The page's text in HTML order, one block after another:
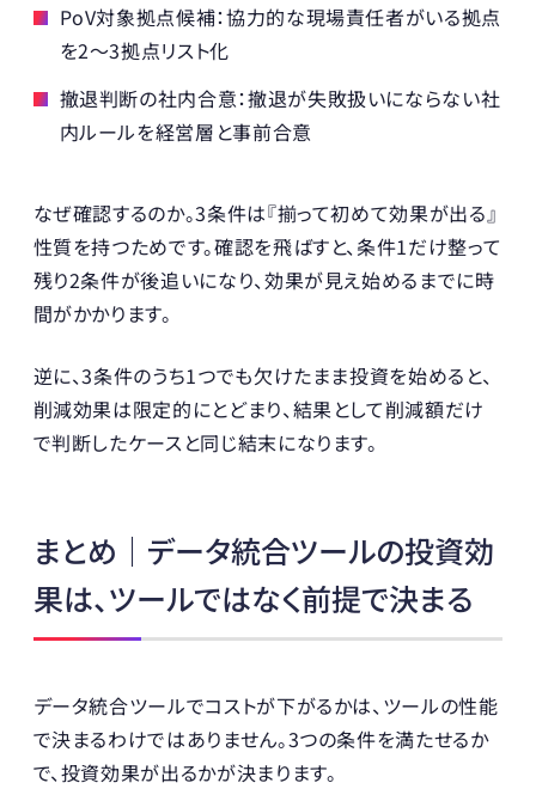
PoV対象拠点候補：協力的な現場責任者がいる拠点
を2〜3拠点リスト化
撤退判断の社内合意：撤退が失敗扱いにならない社
内ルールを経営層と事前合意
なぜ確認するのか。3条件は『揃って初めて効果が出る』
性質を持つためです。確認を飛ばすと、条件1だけ整って
残り2条件が後追いになり、効果が見え始めるまでに時
間がかかります。
逆に、3条件のうち1つでも欠けたまま投資を始めると、
削減効果は限定的にとどまり、結果として削減額だけ
で判断したケースと同じ結末になります。
まとめ｜データ統合ツールの投資効
果は、ツールではなく前提で決まる
データ統合ツールでコストが下がるかは、ツールの性能
で決まるわけではありません。3つの条件を満たせるか
で、投資効果が出るかが決まります。